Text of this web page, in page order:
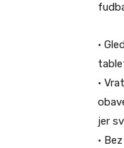
•
•
jer
•